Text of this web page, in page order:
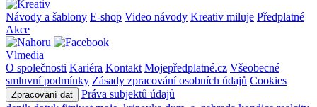
Návody a šablony E-shop Video návody Kreativ miluje Předplatné
Akce
Vlmedia
O společnosti Kariéra Kontakt Mojepředplatné.cz Všeobecné
smluvní podmínky Zásady zpracování osobních údajů Cookies
Zpracování dat
Práva subjektů údajů